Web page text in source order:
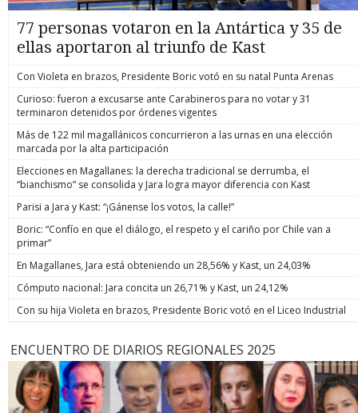
77 personas votaron en la Antártica y 35 de
ellas aportaron al triunfo de Kast
Con Violeta en brazos, Presidente Boric votó en su natal Punta Arenas
Curioso: fueron a excusarse ante Carabineros para no votar y 31
terminaron detenidos por órdenes vigentes
Más de 122 mil magallánicos concurrieron a las urnas en una elección
marcada por la alta participación
Elecciones en Magallanes: la derecha tradicional se derrumba, el
“bianchismo” se consolida y Jara logra mayor diferencia con Kast
Parisi a Jara y Kast: “¡Gánense los votos, la calle!”
Boric: “Confío en que el diálogo, el respeto y el cariño por Chile van a
primar”
En Magallanes, Jara está obteniendo un 28,56% y Kast, un 24,03%
Cómputo nacional: Jara concita un 26,71% y Kast, un 24,12%
Con su hija Violeta en brazos, Presidente Boric votó en el Liceo Industrial
ENCUENTRO DE DIARIOS REGIONALES 2025